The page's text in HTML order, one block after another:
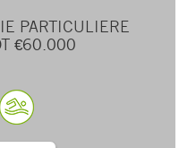
PARTICULIERE
€60.000